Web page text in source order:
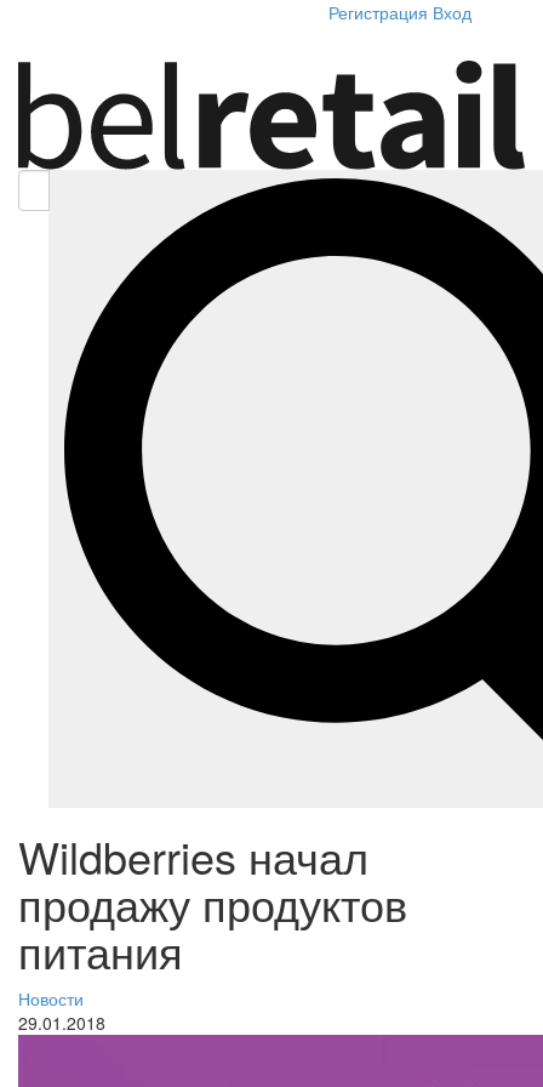
Регистрация Вход
Wildberries начал
продажу продуктов
питания
Новости
29.01.2018